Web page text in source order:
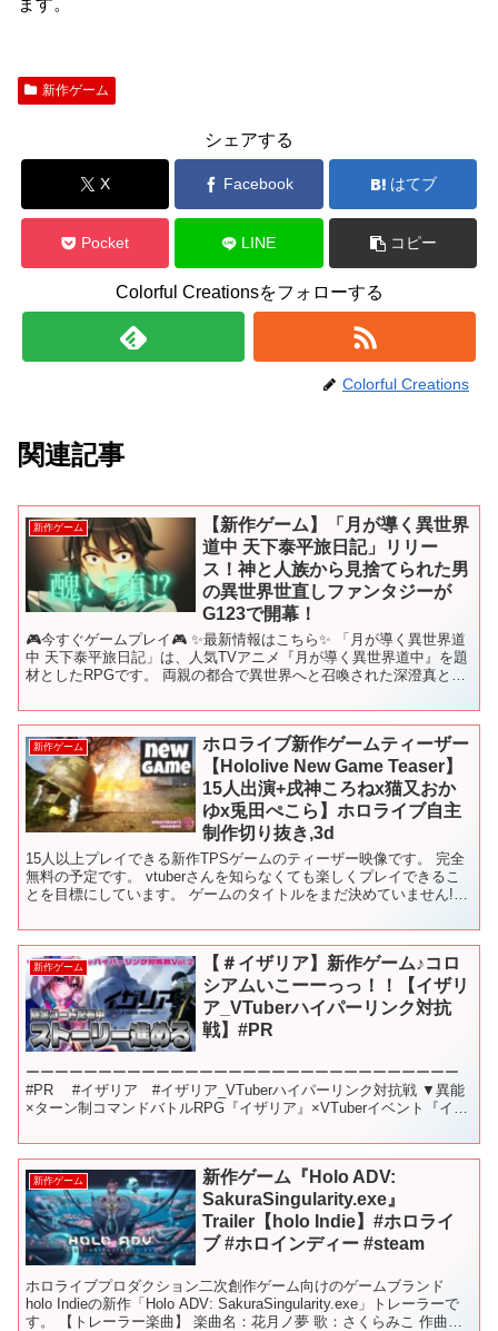
ます。
新作ゲーム
シェアする
X Facebook はてブ
Pocket LINE コピー
Colorful Creationsをフォローする
Colorful Creations
関連記事
新作ゲーム
【新作ゲーム】「月が導く異世界
道中 天下泰平旅日記」リリー
ス！神と人族から見捨てられた男
の異世界世直しファンタジーが
G123で開幕！
🎮今すぐゲームプレイ🎮 ✨最新情報はこちら✨ 「月が導く異世界道
中 天下泰平旅日記」は、人気TVアニメ『月が導く異世界道中』を題
材としたRPGです。 両親の都合で異世界へと召喚された深澄真とそ
新作ゲーム
ホロライブ新作ゲームティーザー
【Hololive New Game Teaser】
15人出演+戌神ころねx猫又おか
ゆx兎田ぺこら】ホロライブ自主
制作切り抜き,3d
15人以上プレイできる新作TPSゲームのティーザー映像です。 完全
無料の予定です。 vtuberさんを知らなくても楽しくプレイできるこ
とを目標にしています。 ゲームのタイトルをまだ決めていません!!!
新作ゲーム
【＃イザリア】新作ゲーム♪コロ
シアムいこーーっっ！！【イザリ
ア_VTuberハイパーリンク対抗
戦】#PR
ーーーーーーーーーーーーーーーーーーーーーーーーーーーーーー
#PR #イザリア #イザリア_VTuberハイパーリンク対抗戦 ▼異能
×ターン制コマンドバトルRPG『イザリア』×VTuberイベント『イザ
新作ゲーム
新作ゲーム『Holo ADV:
SakuraSingularity.exe』
Trailer【holo Indie】#ホロライ
ブ #ホロインディー #steam
ホロライブプロダクション⼆次創作ゲーム向けのゲームブランド
holo Indieの新作「Holo ADV: SakuraSingularity.exe」トレーラーで
す。 【トレーラー楽曲】 楽曲名：花月ノ夢 歌：さくらみこ 作曲・